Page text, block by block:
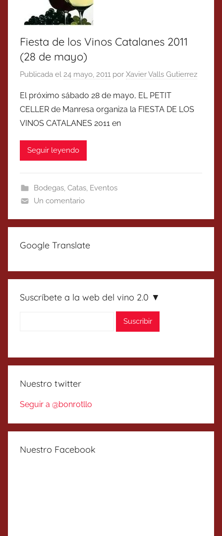
Fiesta de los Vinos Catalanes 2011
(28 de mayo)
Publicada el 24 mayo, 2011 por Xavier Valls Gutierrez
El próximo sábado 28 de mayo, EL PETIT
CELLER de Manresa organiza la FIESTA DE LOS
VINOS CATALANES 2011 en
Seguir leyendo
Bodegas, Catas, Eventos
Un comentario
Google Translate
Suscríbete a la web del vino 2.0 ▼
Nuestro twitter
Seguir a @bonrotllo
Nuestro Facebook